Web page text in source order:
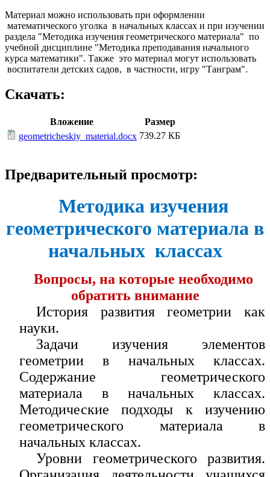
Материал можно использовать при оформлении
математического уголка в начальных классах и при изучении
раздела "Методика изучения геометрического материала" по
учебной дисциплине "Методика преподавания начального
курса математики". Также это материал могут использовать
воспитатели детских садов, в частности, игру "Танграм".
Скачать:
Вложение
Размер
geometricheskiy_material.docx 739.27 КБ
Предварительный просмотр:
Методика изучения
геометрического материала в
начальных классах
Вопросы, на которые необходимо
обратить внимание
История развития геометрии как
науки.
Задачи изучения элементов
геометрии в начальных классах.
Содержание геометрического
материала в начальных классах.
Методические подходы к изучению
геометрического материала в
начальных классах.
Уровни геометрического развития.